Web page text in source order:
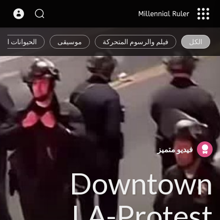
الكل فيلم والرسوم المتحركة موسيقى الحيوانات
فيديو متميز
Downtown